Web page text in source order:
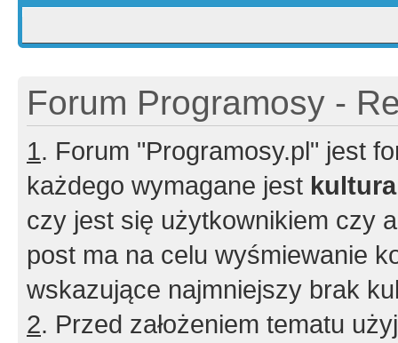
Forum Programosy -
1. Forum "Programosy.pl" jest
każdego wymagane jest
czy jest się użytkownikiem czy
post ma na celu wyśmiewanie
wskazujące najmniejszy brak
2. Przed założeniem tematu